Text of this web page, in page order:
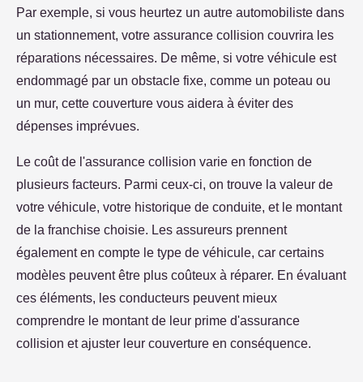
Par exemple, si vous heurtez un autre automobiliste dans
un stationnement, votre assurance collision couvrira les
réparations nécessaires. De même, si votre véhicule est
endommagé par un obstacle fixe, comme un poteau ou
un mur, cette couverture vous aidera à éviter des
dépenses imprévues.
Le coût de l'assurance collision varie en fonction de
plusieurs facteurs. Parmi ceux-ci, on trouve la valeur de
votre véhicule, votre historique de conduite, et le montant
de la franchise choisie. Les assureurs prennent
également en compte le type de véhicule, car certains
modèles peuvent être plus coûteux à réparer. En évaluant
ces éléments, les conducteurs peuvent mieux
comprendre le montant de leur prime d'assurance
collision et ajuster leur couverture en conséquence.